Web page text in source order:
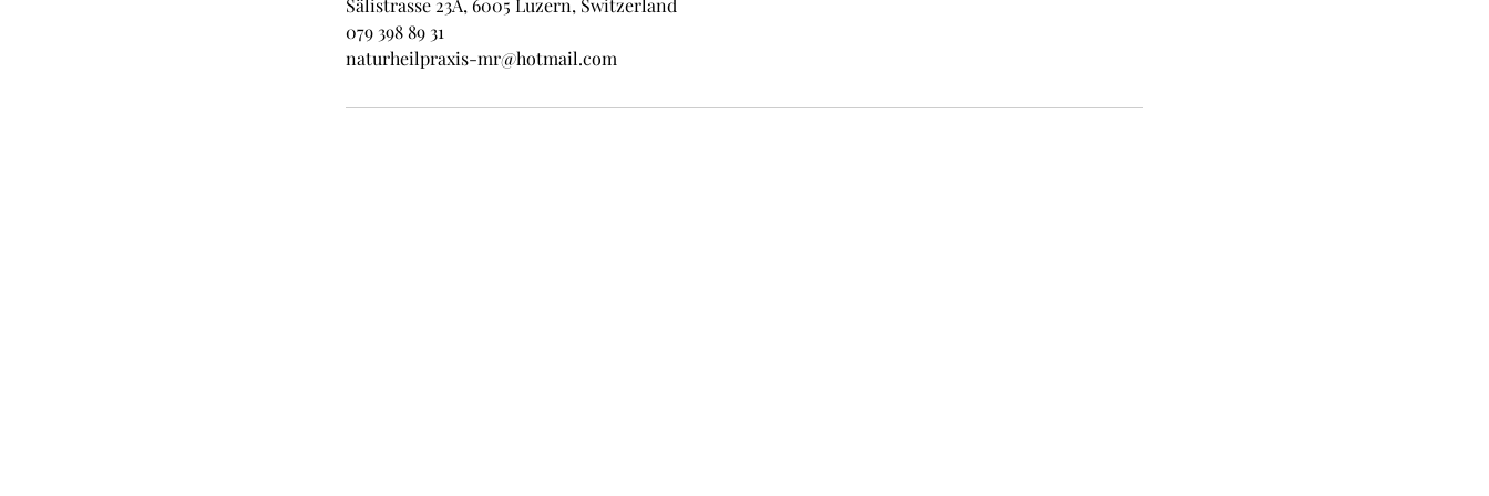
Sälistrasse 23A, 6005 Luzern, Switzerland
079 398 89 31
naturheilpraxis-mr@hotmail.com